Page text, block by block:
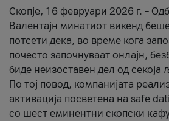
Скопје, 16 февруари 2026 г. –
Валентајн минатиот викенд
потсети дека, во време кога
почесто започнуваат онлајн,
биде неизоставен дел од секоја
По тој повод, компанијата
активација посветена на safe
со шест еминентни скопски